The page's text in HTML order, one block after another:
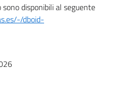
disponibili al seguente
dboid-